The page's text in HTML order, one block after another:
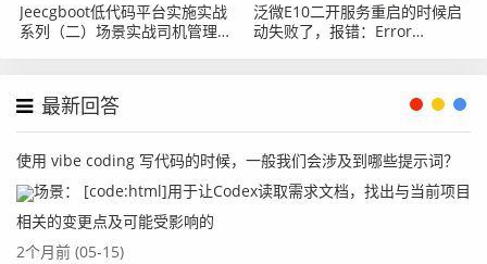
Jeecgboot低代码平台实施实战
系列（二）场景实战司机管理之
泛微E10二开服务重启的时候启
动失败了，报错：Error
最新回答
使用 vibe coding 写代码的时候，一般我们会涉及到哪些提示词？
场景： [code:html]用于让Codex读取需求文档，找出与当前项目
相关的变更点及可能受影响的
2个月前 (05-15)